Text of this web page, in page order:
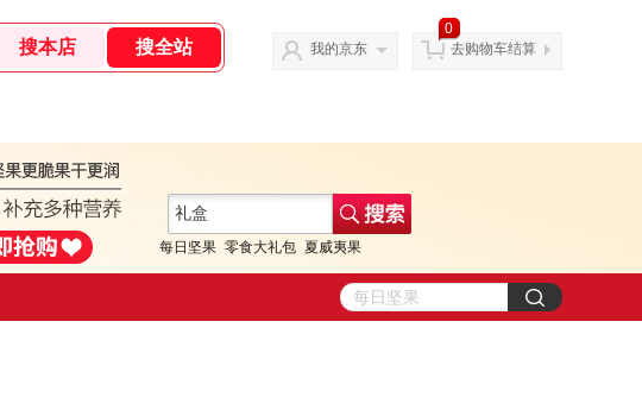
我的京东
0
去购物车结算
每日坚果 零食大礼包 夏威夷果